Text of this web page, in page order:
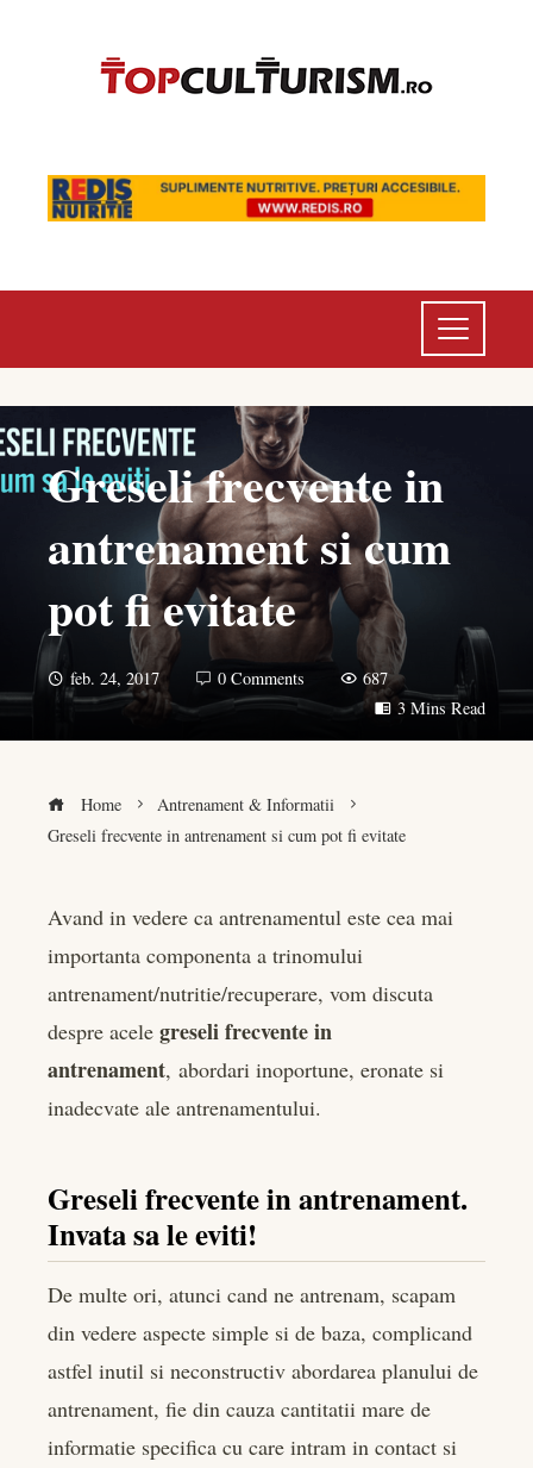
Greseli frecvente in
antrenament si cum
pot fi evitate
feb. 24, 2017 0 Comments
687
3 Mins Read
Home
Antrenament & Informatii
Greseli frecvente in antrenament si cum pot fi evitate
Avand in vedere ca antrenamentul este cea mai
importanta componenta a trinomului
antrenament/nutritie/recuperare, vom discuta
despre acele greseli frecvente in
antrenament, abordari inoportune, eronate si
inadecvate ale antrenamentului.
Greseli frecvente in antrenament.
Invata sa le eviti!
De multe ori, atunci cand ne antrenam, scapam
din vedere aspecte simple si de baza, complicand
astfel inutil si neconstructiv abordarea planului de
antrenament, fie din cauza cantitatii mare de
informatie specifica cu care intram in contact si